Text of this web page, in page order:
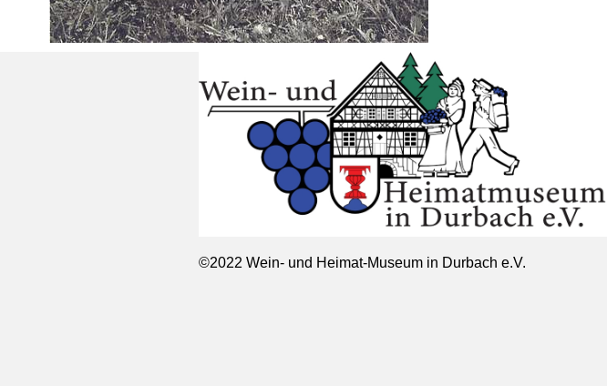
©2022 Wein- und Heimat-Museum in Durbach e.V.